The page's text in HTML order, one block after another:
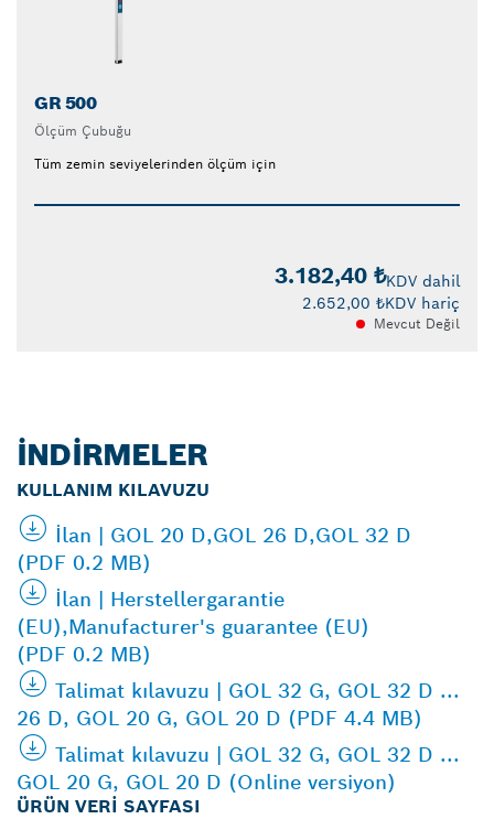
GR 500
Ölçüm Çubuğu
Tüm zemin seviyelerinden ölçüm için
3.182,40 ₺KDV dahil
2.652,00 ₺KDV hariç
Mevcut Değil
İNDIRMELER
KULLANIM KILAVUZU
İlan | GOL 20 D,GOL 26 D,GOL 32 D
(PDF 0.2 MB)
İlan | Herstellergarantie
(EU),Manufacturer's guarantee (EU)
(PDF 0.2 MB)
Talimat kılavuzu | GOL 32 G, GOL 32 D ...
26 D, GOL 20 G, GOL 20 D (PDF 4.4 MB)
Talimat kılavuzu | GOL 32 G, GOL 32 D ...
GOL 20 G, GOL 20 D (Online versiyon)
ÜRÜN VERI SAYFASI